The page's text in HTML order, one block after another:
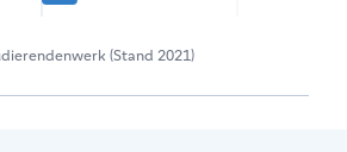
(Stand 2021)